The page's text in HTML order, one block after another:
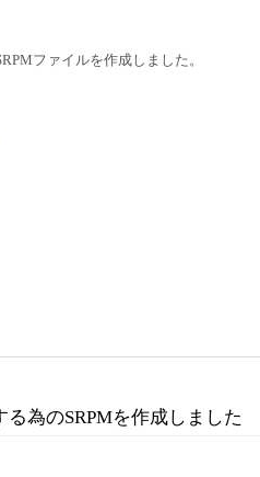
ファイルを作成しました。
る為のSRPMを作成しました